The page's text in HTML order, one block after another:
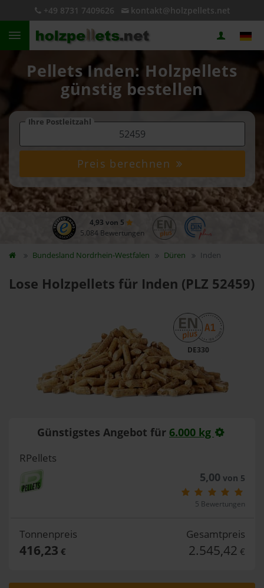
+49 8731 7409626 kontakt@holzpellets.net
Pellets Inden: Holzpellets
günstig bestellen
Ihre Postleitzahl
Preis berechnen
4,93 von 5
5.084 Bewertungen
Bundesland Nordrhein-Westfalen Düren Inden
Lose Holzpellets für Inden (PLZ 52459)
DE330
Günstigstes Angebot für 6.000 kg
RPellets
5,00 von 5
5 Bewertungen
Tonnenpreis
416,23 €
Gesamtpreis
2.545,42 €